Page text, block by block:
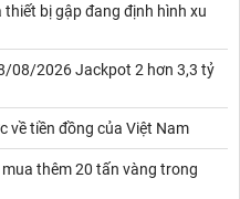
thiết bị gập đang định hình xu
08/2026 Jackpot 2 hơn 3,3 tỷ
về tiền đồng của Việt Nam
thêm 20 tấn vàng trong